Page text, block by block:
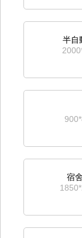
半自
宿